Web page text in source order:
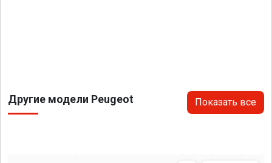
Другие модели Peugeot Показать все